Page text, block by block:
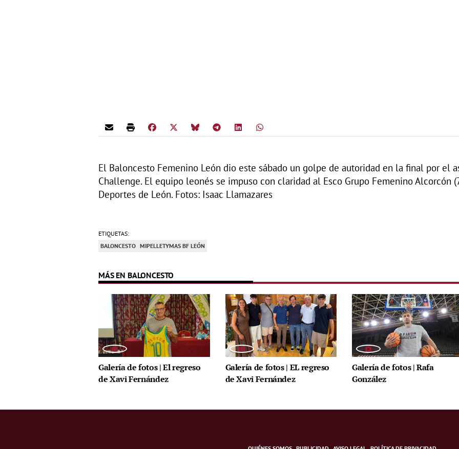
El Baloncesto Femenino León dio este sábado un golpe de autoridad en la final por el
Challenge. El equipo leonés se impuso con claridad al Esco Grupo Femenino Alcorcón
Deportes de León. Fotos: Isaac Llamazares
ETIQUETAS:
BALONCESTO MIPELLETYMAS BF LEÓN
MÁS EN BALONCESTO
Galería de fotos | El regreso
de Xavi Fernández
Galería de fotos | EL regreso
de Xavi Fernández
Galería de fotos | Rafa
González